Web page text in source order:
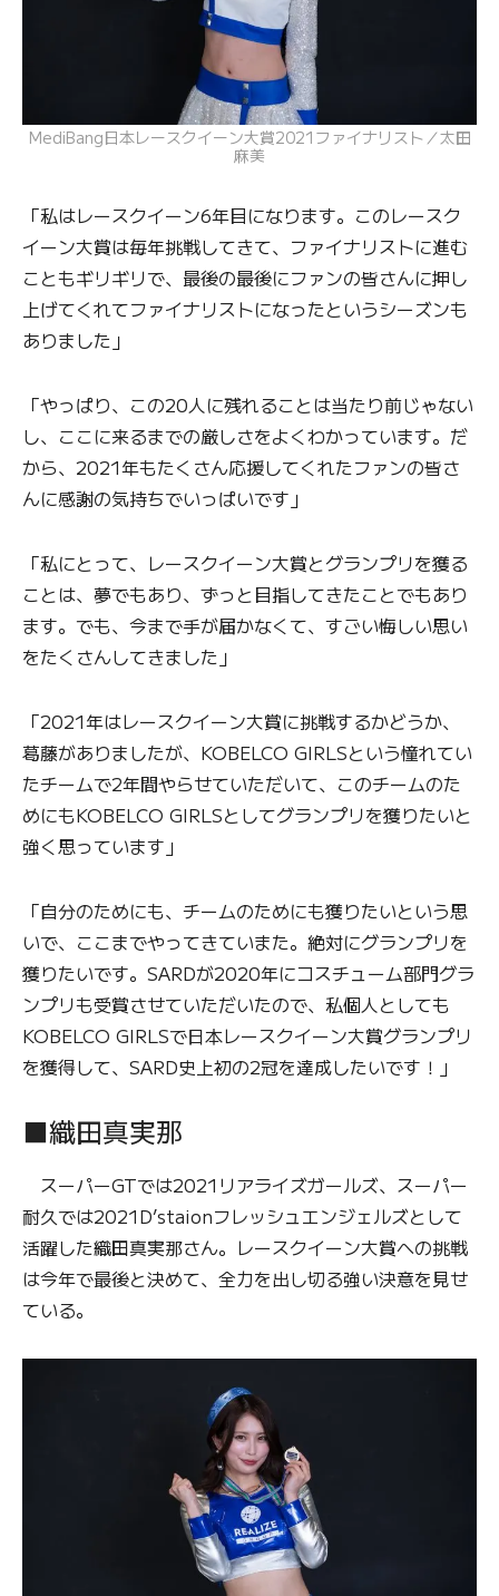
MediBang日本レースクイーン大賞2021ファイナリスト／太田
麻美
「私はレースクイーン6年目になります。このレースク
イーン大賞は毎年挑戦してきて、ファイナリストに進む
こともギリギリで、最後の最後にファンの皆さんに押し
上げてくれてファイナリストになったというシーズンも
ありました」
「やっぱり、この20人に残れることは当たり前じゃない
し、ここに来るまでの厳しさをよくわかっています。だ
から、2021年もたくさん応援してくれたファンの皆さ
んに感謝の気持ちでいっぱいです」
「私にとって、レースクイーン大賞とグランプリを獲る
ことは、夢でもあり、ずっと目指してきたことでもあり
ます。でも、今まで手が届かなくて、すごい悔しい思い
をたくさんしてきました」
「2021年はレースクイーン大賞に挑戦するかどうか、
葛藤がありましたが、KOBELCO GIRLSという憧れてい
たチームで2年間やらせていただいて、このチームのた
めにもKOBELCO GIRLSとしてグランプリを獲りたいと
強く思っています」
「自分のためにも、チームのためにも獲りたいという思
いで、ここまでやってきていまた。絶対にグランプリを
獲りたいです。SARDが2020年にコスチューム部門グラ
ンプリも受賞させていただいたので、私個人としても
KOBELCO GIRLSで日本レースクイーン大賞グランプリ
を獲得して、SARD史上初の2冠を達成したいです！」
■織田真実那
スーパーGTでは2021リアライズガールズ、スーパー
耐久では2021D’staionフレッシュエンジェルズとして
活躍した織田真実那さん。レースクイーン大賞への挑戦
は今年で最後と決めて、全力を出し切る強い決意を見せ
ている。